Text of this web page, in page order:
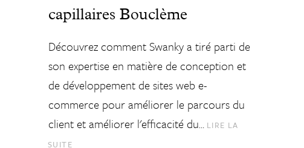
capillaires Bouclème
Découvrez comment Swanky a tiré parti de
son expertise en matière de conception et
de développement de sites web e-
commerce pour améliorer le parcours du
client et améliorer l'efficacité du… LIRE LA
SUITE